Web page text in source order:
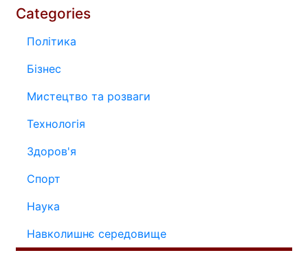
Categories
Політика
Бізнес
Мистецтво та розваги
Технологія
Здоров'я
Спорт
Наука
Навколишнє середовище